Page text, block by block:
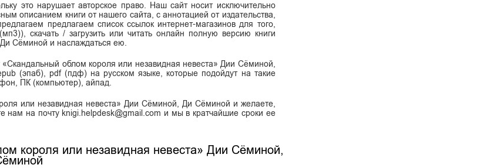
это нарушает авторское право. Наш сайт носит исключительно
описанием книги от нашего сайта, с аннотацией от издательства,
предлагаем список ссылок интернет-магазинов для того,
скачать / загрузить или читать онлайн полную версию книги
Сёминой и наслаждаться ею.
облом короля или незавидная невеста» Дии Сёминой,
(эпаб), pdf (пдф) на русском языке, которые подойдут на такие
ПК (компьютер), айпад.
или незавидная невеста» Дии Сёминой, Ди Сёминой и желаете,
нам на почту knigi.helpdesk@gmail.com и мы в кратчайшие сроки ее
короля или незавидная невеста» Дии Сёминой,